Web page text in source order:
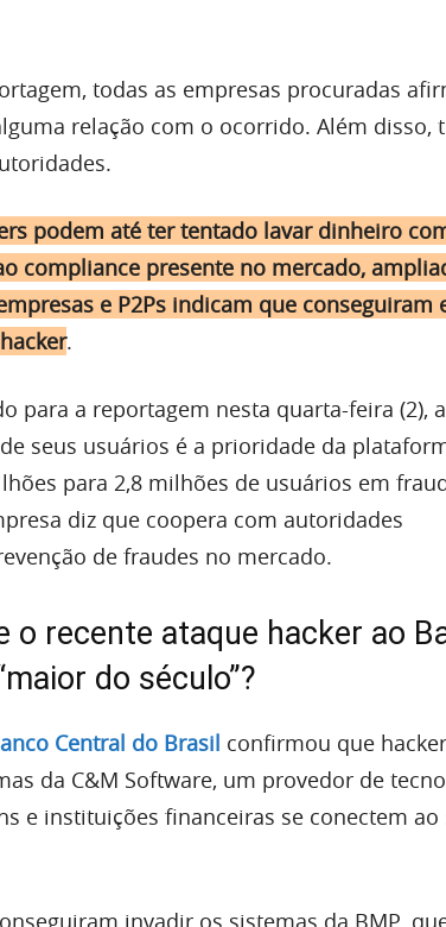
todas as empresas procuradas
relação com o ocorrido. Além disso,
podem até ter tentado lavar dinheiro
compliance presente no mercado,
e P2Ps indicam que conseguiram
.
para a reportagem nesta quarta-feira (2),
seus usuários é a prioridade da
para 2,8 milhões de usuários em
diz que coopera com autoridades
de fraudes no mercado.
o recente ataque hacker ao
do século”?
Central do Brasil confirmou que
da C&M Software, um provedor de
e instituições financeiras se conectem ao
invadir os sistemas da BMP,